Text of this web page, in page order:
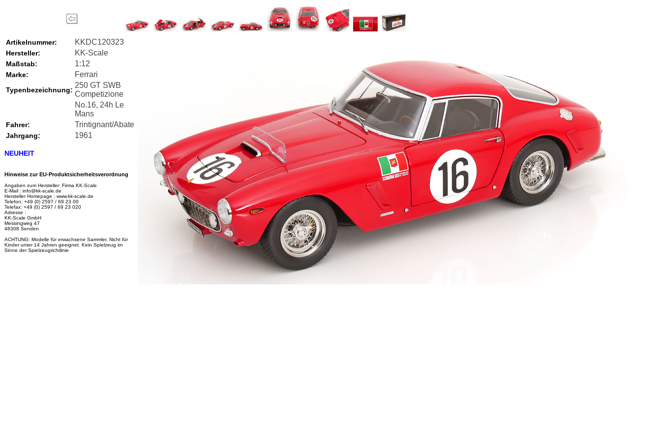
Artikelnummer: KKDC120323
Hersteller: KK-Scale
Maßstab: 1:12
Marke: Ferrari
Typenbezeichnung:
250 GT SWB
Competizione
No.16, 24h Le
Mans
Fahrer: Trintignant/Abate
Jahrgang: 1961
NEUHEIT
Hinweise zur EU-Produktsicherheitsverordnung
Angaben zum Hersteller: Firma KK-Scale
E-Mail : info@kk-scale.de
Hersteller Homepage : www.kk-scale.de
Telefon: +49 (0) 2597 / 69 23 00
Telefax: +49 (0) 2597 / 69 23 020
Adresse :
KK-Scale GmbH
Messingweg 47
48308 Senden
ACHTUNG: Modelle für erwachsene Sammler. Nicht für
Kinder unter 14 Jahren geeignet. Kein Spielzeug im
Sinne der Spielzeugrichtlinie